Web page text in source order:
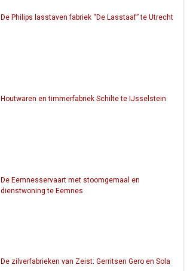
De Philips lasstaven fabriek “De Lasstaaf” te Utrecht
Houtwaren en timmerfabriek Schilte te IJsselstein
De Eemnesservaart met stoomgemaal en
dienstwoning te Eemnes
De zilverfabrieken van Zeist: Gerritsen Gero en Sola